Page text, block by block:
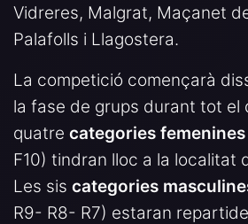
Vidreres, Malgrat, Maçanet
Palafolls i Llagostera.
La competició començarà
la fase de grups durant tot el
quatre categories femenines
F10) tindran lloc a la localitat
Les sis categories
R9- R8- R7) estaran